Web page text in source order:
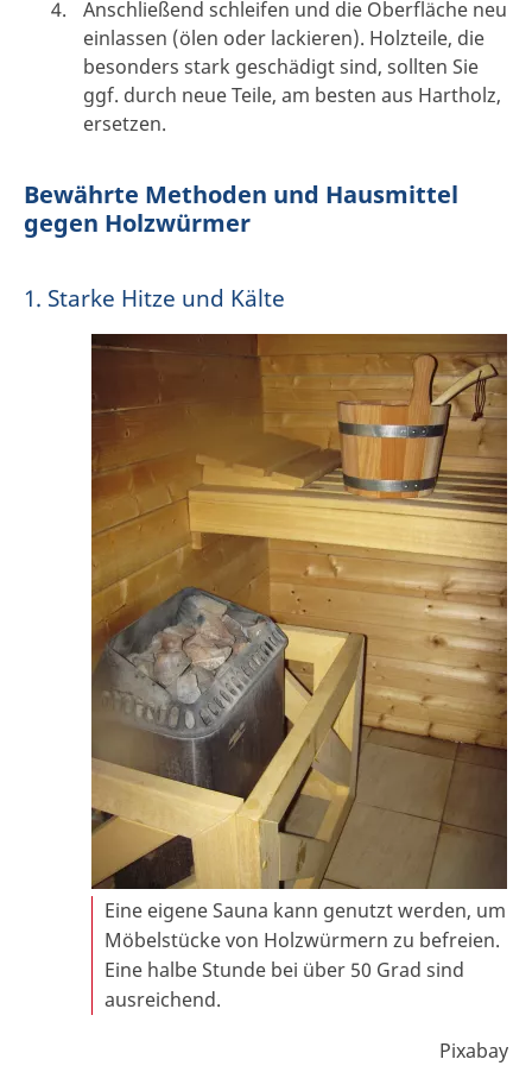
Anschließend schleifen und die Oberfläche neu
einlassen (ölen oder lackieren). Holzteile, die
besonders stark geschädigt sind, sollten Sie
ggf. durch neue Teile, am besten aus Hartholz,
ersetzen.
Bewährte Methoden und Hausmittel
gegen Holzwürmer
1. Starke Hitze und Kälte
Eine eigene Sauna kann genutzt werden, um
Möbelstücke von Holzwürmern zu befreien.
Eine halbe Stunde bei über 50 Grad sind
ausreichend.
Pixabay